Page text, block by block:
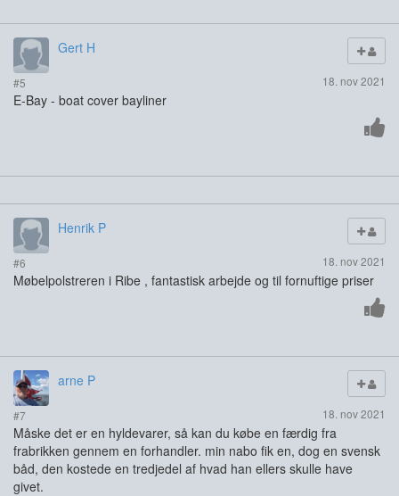
Gert H
#5 18. nov 2021
E-Bay - boat cover bayliner
Henrik P
#6 18. nov 2021
Møbelpolstreren i Ribe , fantastisk arbejde og til fornuftige priser
arne P
#7 18. nov 2021
Måske det er en hyldevarer, så kan du købe en færdig fra
frabrikken gennem en forhandler. min nabo fik en, dog en svensk
båd, den kostede en tredjedel af hvad han ellers skulle have
givet.